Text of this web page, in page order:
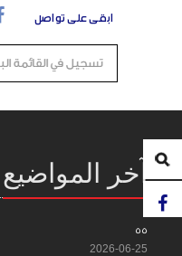
ابقى على تواصل
آخر المواضيع
55
2026-06-25